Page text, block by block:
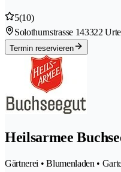
5(10)
Solothurnstrasse 143322
Termin reservieren
Heilsarmee
Gärtnerei • Blumenladen •